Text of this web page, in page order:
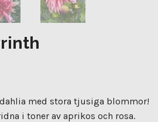
med stora tjusiga blommor!
i toner av aprikos och rosa.